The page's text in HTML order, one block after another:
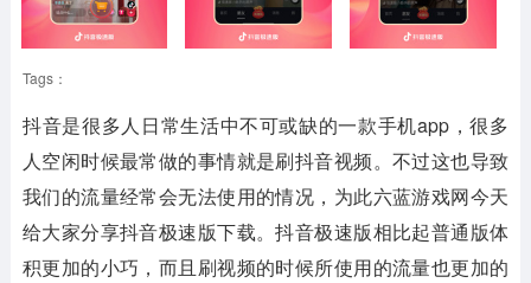
Tags：
抖音是很多人日常生活中不可或缺的一款手机app，很多
人空闲时候最常做的事情就是刷抖音视频。不过这也导致
我们的流量经常会无法使用的情况，为此六蓝游戏网今天
给大家分享抖音极速版下载。抖音极速版相比起普通版体
积更加的小巧，而且刷视频的时候所使用的流量也更加的